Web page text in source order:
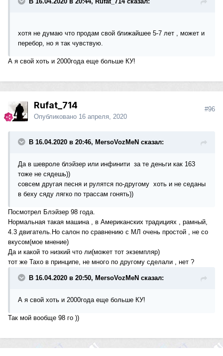
хотя не думаю что продам свой ближайшее 5-7 лет , может и
перебор, но я так чувствую.
А я свой хоть и 2000года еще больше КУ!
Rufat_714
Опубликовано 16 апреля, 2020
#96
В 16.04.2020 в 20:46, MersoVozMeN сказал:
Да в шевроле блэйзер или инфинити за те деньги как 163
тоже не сядешь))
совсем другая песня и рулятся по-другому хоть и не седаны
в беху сяду лягко по трассам гонять))
Посмотрел Блэйзер 98 года.
Нормальная такая машина , в Американских традициях , рамный,
4.3 двигатель.Но салон по сравнению с МЛ очень простой , не со
вкусом(мое мнение)
Да и какой то низкий что ли(может тот экземпляр)
тот же Тахо в принципе, не много по другому сделали , нет ?
В 16.04.2020 в 20:50, MersoVozMeN сказал:
А я свой хоть и 2000года еще больше КУ!
Так мой вообще 98 го ))